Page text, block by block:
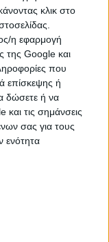
κλικ στο
η εφαρμογή
της Google και
που
επίσκεψης ή
δώσετε ή να
τις σημάνσεις
σας για τους
ενότητα
12V DC